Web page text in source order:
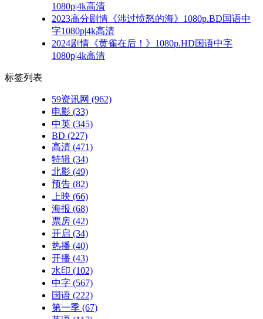
1080p|4k高清
2023高分剧情《涉过愤怒的海》1080p.BD国语中
字1080p|4k高清
2024剧情《黄雀在后！》1080p.HD国语中字
1080p|4k高清
标签列表
59资讯网 (962)
电影 (33)
中英 (345)
BD (227)
高清 (471)
特辑 (34)
北影 (49)
预告 (82)
上映 (66)
海报 (68)
票房 (42)
开启 (34)
热播 (40)
开播 (43)
水印 (102)
中字 (567)
国语 (222)
第一季 (67)